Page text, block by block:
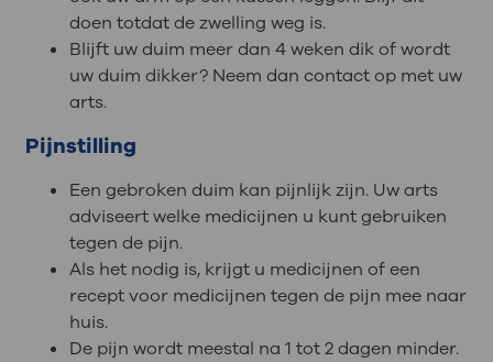
doen totdat de zwelling weg is.
Blijft uw duim meer dan 4 weken dik of wordt
uw duim dikker? Neem dan contact op met uw
arts.
Pijnstilling
Een gebroken duim kan pijnlijk zijn. Uw arts
adviseert welke medicijnen u kunt gebruiken
tegen de pijn.
Als het nodig is, krijgt u medicijnen of een
recept voor medicijnen tegen de pijn mee naar
huis.
De pijn wordt meestal na 1 tot 2 dagen minder.